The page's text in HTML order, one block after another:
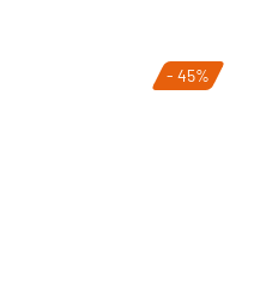
- 45%